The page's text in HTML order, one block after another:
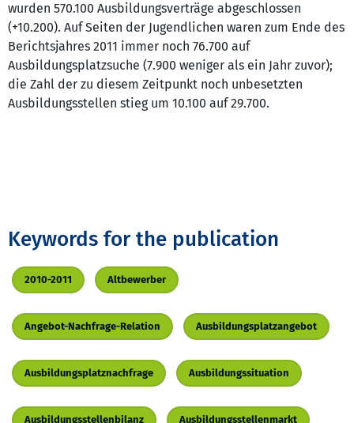
wurden 570.100 Ausbildungsverträge abgeschlossen
(+10.200). Auf Seiten der Jugendlichen waren zum Ende des
Berichtsjahres 2011 immer noch 76.700 auf
Ausbildungsplatzsuche (7.900 weniger als ein Jahr zuvor);
die Zahl der zu diesem Zeitpunkt noch unbesetzten
Ausbildungsstellen stieg um 10.100 auf 29.700.
Keywords for the publication
2010-2011 Altbewerber
Angebot-Nachfrage-Relation Ausbildungsplatzangebot
Ausbildungsplatznachfrage Ausbildungssituation
Ausbildungsstellenbilanz Ausbildungsstellenmarkt